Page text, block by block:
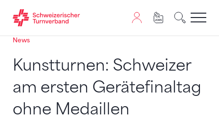
Zum Inhalt springen
Zur Sitemap navigieren
Zum Navigieren dieser Seite wird JavaScript benötigt.
News
Kunstturnen: Schweizer
am ersten Gerätefinaltag
ohne Medaillen